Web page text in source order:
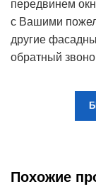
передвинем
с Вашими
другие
обратный
Похожие